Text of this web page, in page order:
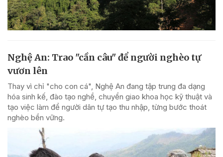
Nghệ An: Trao "cần câu" để người nghèo tự
vươn lên
Thay vì chỉ "cho con cá", Nghệ An đang tập trung đa dạng
hóa sinh kế, đào tạo nghề, chuyển giao khoa học kỹ thuật và
tạo việc làm để người dân tự tạo thu nhập, từng bước thoát
nghèo bền vững.